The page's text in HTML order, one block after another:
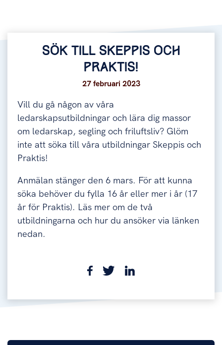
SÖK TILL SKEPPIS OCH
PRAKTIS!
27 februari 2023
Vill du gå någon av våra
ledarskapsutbildningar och lära dig massor
om ledarskap, segling och friluftsliv? Glöm
inte att söka till våra utbildningar Skeppis och
Praktis!
Anmälan stänger den 6 mars. För att kunna
söka behöver du fylla 16 år eller mer i år (17
år för Praktis). Läs mer om de två
utbildningarna och hur du ansöker via länken
nedan.